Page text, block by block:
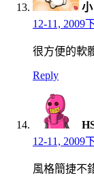
小
12-11, 2009
很方便的軟
Reply
12-11, 2009
風格簡捷不